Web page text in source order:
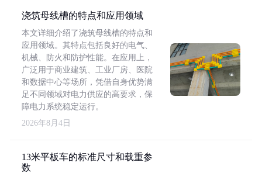
浇筑母线槽的特点和应用领域
本文详细介绍了浇筑母线槽的特点和
应用领域。其特点包括良好的电气、
机械、防火和防护性能。在应用上，
广泛用于商业建筑、工业厂房、医院
和数据中心等场所，凭借自身优势满
足不同领域对电力供应的高要求，保
障电力系统稳定运行。
2026年8月4日
13米平板车的标准尺寸和载重参
数